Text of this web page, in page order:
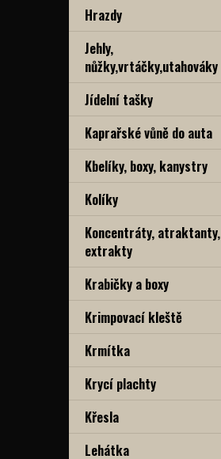
Hrazdy
Jehly,
nůžky,vrtáčky,utahováky
Jídelní tašky
Kaprařské vůně do auta
Kbelíky, boxy, kanystry
Kolíky
Koncentráty, atraktanty,
extrakty
Krabičky a boxy
Krimpovací kleště
Krmítka
Krycí plachty
Křesla
Lehátka